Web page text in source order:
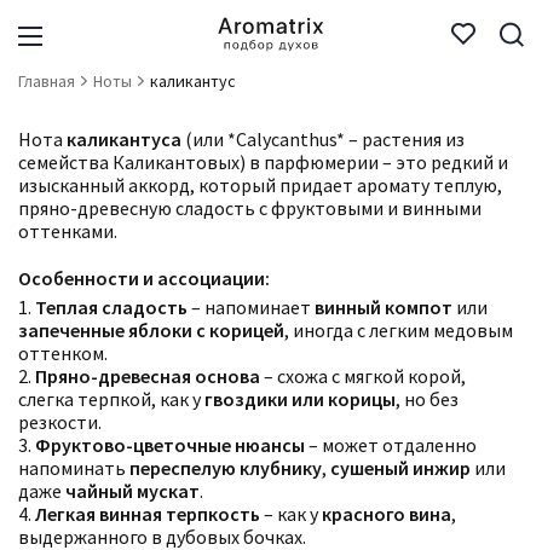
Главная Ноты каликантус
Нота каликантуса (или *Calycanthus* – растения из
семейства Каликантовых) в парфюмерии – это редкий и
изысканный аккорд, который придает аромату теплую,
пряно-древесную сладость с фруктовыми и винными
оттенками.
Особенности и ассоциации:
1. Теплая сладость – напоминает винный компот или
запеченные яблоки с корицей, иногда с легким медовым
оттенком.
2. Пряно-древесная основа – схожа с мягкой корой,
слегка терпкой, как угвоздики или корицы, но без
резкости.
3. Фруктово-цветочные нюансы – может отдаленно
напоминать переспелую клубнику, сушеный инжир или
даже чайный мускат.
4. Легкая винная терпкость – как украсного вина,
выдержанного в дубовых бочках.